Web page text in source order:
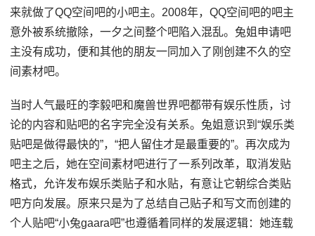
来就做了QQ空间吧的小吧主。2008年，QQ空间吧的吧主
意外被系统撤除，一夕之间整个吧陷入混乱。兔姐申请吧
主没有成功，便和其他的朋友一同加入了刚创建不久的空
间素材吧。
当时人气最旺的李毅吧和魔兽世界吧都带有娱乐性质，讨
论的内容和贴吧的名字完全没有关系。兔姐意识到“娱乐类
贴吧是做得最快的”，“把人留住才是最重要的”。再次成为
吧主之后，她在空间素材吧进行了一系列改革，取消发贴
格式，允许发布娱乐类贴子和水贴，有意让它朝综合类贴
吧方向发展。原来只是为了总结自己贴子和写文而创建的
个人贴吧“小兔gaara吧”也遵循着同样的发展逻辑：她连载